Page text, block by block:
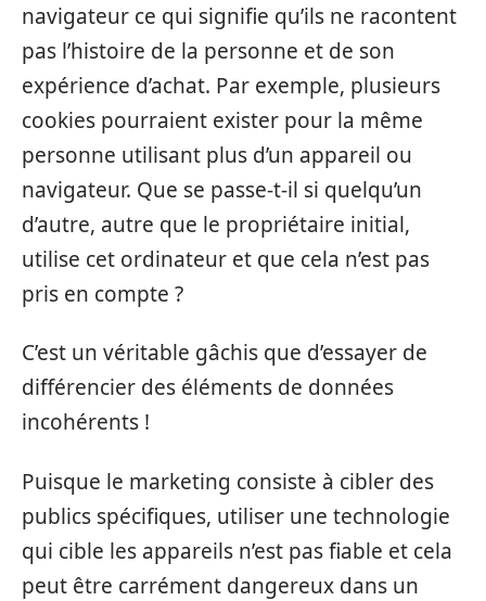
navigateur ce qui signifie qu’ils ne racontent
pas l’histoire de la personne et de son
expérience d’achat. Par exemple, plusieurs
cookies pourraient exister pour la même
personne utilisant plus d’un appareil ou
navigateur. Que se passe-t-il si quelqu’un
d’autre, autre que le propriétaire initial,
utilise cet ordinateur et que cela n’est pas
pris en compte ?
C’est un véritable gâchis que d’essayer de
différencier des éléments de données
incohérents !
Puisque le marketing consiste à cibler des
publics spécifiques, utiliser une technologie
qui cible les appareils n’est pas fiable et cela
peut être carrément dangereux dans un